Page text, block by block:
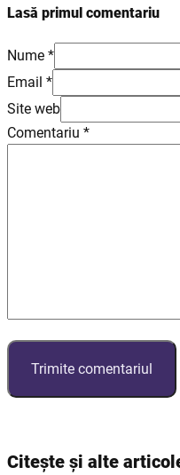
Lasă primul comentariu
Nume *
Email *
Site web
Comentariu *
Citește și alte